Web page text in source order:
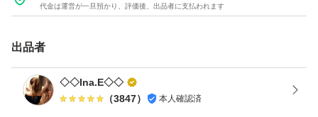
代金は運営が一旦預かり、評価後、出品者に支払われます
出品者
◇◇Ina.E◇◇
（3847） 本人確認済